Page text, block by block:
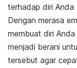
terhadap diri Anda
Dengan merasa
membuat diri
menjadi berani
tersebut agar